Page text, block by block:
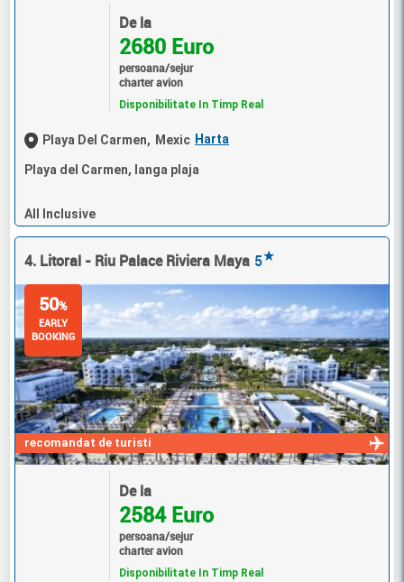
De la
2680 Euro
persoana/sejur
charter avion
Disponibilitate In Timp Real
Playa Del Carmen, Mexic Harta
Playa del Carmen, langa plaja
All Inclusive
4. Litoral - Riu Palace Riviera Maya 5★
recomandat de turisti
50%
EARLY
BOOKING
De la
2584 Euro
persoana/sejur
charter avion
Disponibilitate In Timp Real